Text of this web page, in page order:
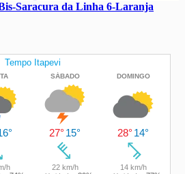
Saracura da Linha 6-Laranja